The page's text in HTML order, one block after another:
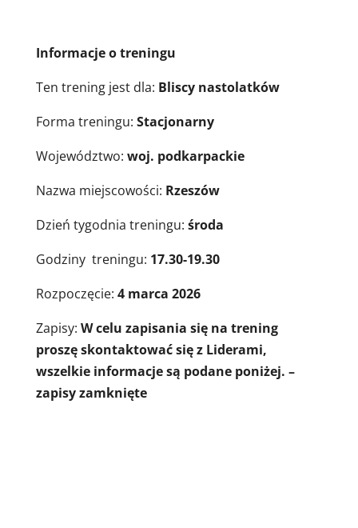
Informacje o treningu
Ten trening jest dla: Bliscy nastolatków
Forma treningu: Stacjonarny
Województwo: woj. podkarpackie
Nazwa miejscowości: Rzeszów
Dzień tygodnia treningu: środa
Godziny treningu: 17.30-19.30
Rozpoczęcie: 4 marca 2026
Zapisy: W celu zapisania się na trening
proszę skontaktować się z Liderami,
wszelkie informacje są podane poniżej. –
zapisy zamknięte